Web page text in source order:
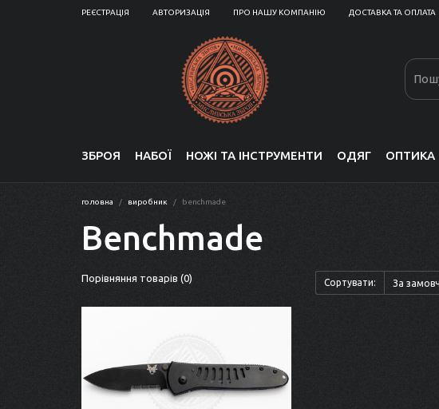
РЕЄСТРАЦІЯ АВТОРИЗАЦІЯ ПРО НАШУ КОМПАНІЮ ДОСТАВКА ТА ОПЛАТА
ЗБРОЯ НАБОЇ НОЖІ ТА ІНСТРУМЕНТИ ОДЯГ ОПТИКА
головна виробник benchmade
Benchmade
Порівняння товарів (0) Сортувати: